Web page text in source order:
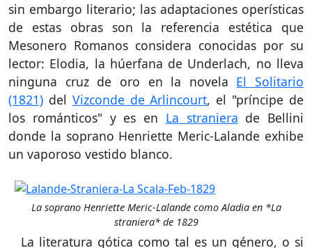
sin embargo literario; las adaptaciones operísticas
de estas obras son la referencia estética que
Mesonero Romanos considera conocidas por su
lector: Elodia, la húerfana de Underlach, no lleva
ninguna cruz de oro en la novela El Solitario
(1821) del Vizconde de Arlincourt, el "príncipe de
los románticos" y es en La straniera de Bellini
donde la soprano Henriette Meric-Lalande exhibe
un vaporoso vestido blanco.
La soprano Henriette Meric-Lalande como Aladia en *La
straniera* de 1829
La literatura gótica como tal es un género, o si